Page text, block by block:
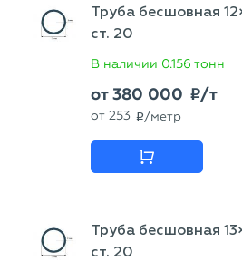
Труба бесшовная
ст. 20
В наличии 0.156 тонн
от380 000 p/т
от 253 p /метр
Труба бесшовная
ст. 20